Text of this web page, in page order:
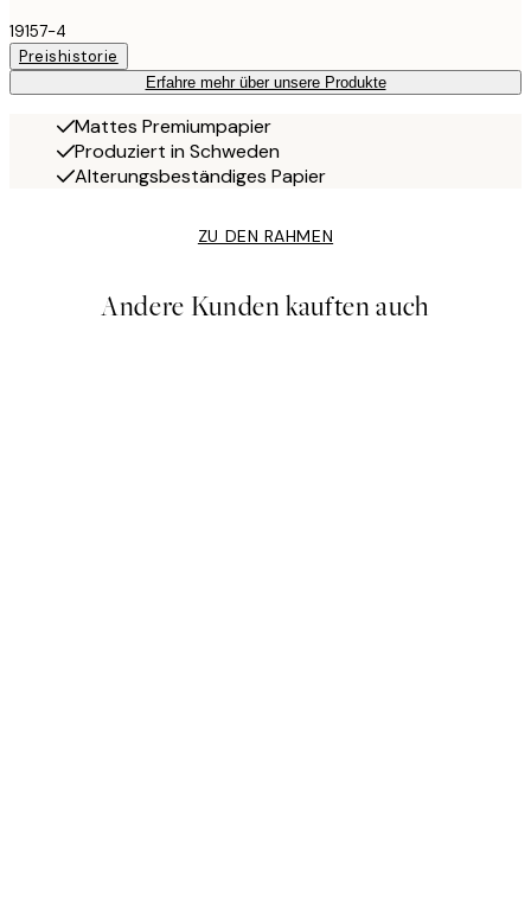
19157-4
Preishistorie
Erfahre mehr über unsere Produkte
Mattes Premiumpapier
Produziert in Schweden
Alterungsbeständiges Papier
ZU DEN RAHMEN
Andere Kunden kauften auch